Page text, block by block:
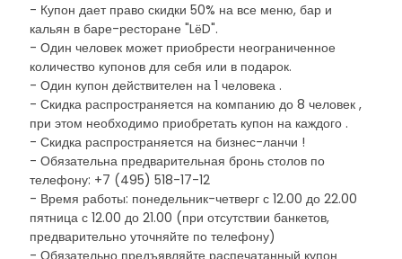
- Купон дает право скидки 50% на все меню, бар и
кальян в баре-ресторане "LёD".
- Один человек может приобрести неограниченное
количество купонов для себя или в подарок.
- Один купон действителен на 1 человека .
- Скидка распространяется на компанию до 8 человек ,
при этом необходимо приобретать купон на каждого .
- Скидка распространяется на бизнес-ланчи !
- Обязательна предварительная бронь столов по
телефону: +7 (495) 518-17-12
- Время работы: понедельник-четверг с 12.00 до 22.00
пятница с 12.00 до 21.00 (при отсутствии банкетов,
предварительно уточняйте по телефону)
- Обязательно предъявляйте распечатанный купон